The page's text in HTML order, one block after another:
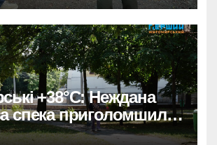
+38°C: Неждана
спека приголомшила